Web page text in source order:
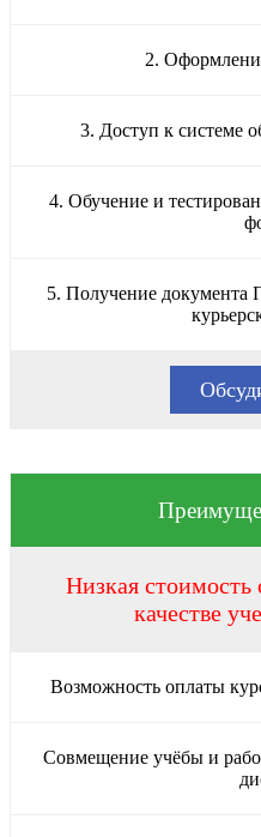
2.
3. Доступ к системе
4. Обучение и
5. Получение документа
Низкая
качестве
Возможность оплаты
Совмещение учёбы и